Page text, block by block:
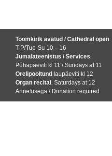
Toomkirik avatud / Cathedral open
T-P/Tue-Su 10 – 16
Jumalateenistus / Services
Pühapäeviti kl 11 / Sundays at 11
Orelipooltund laupäeviti kl 12
Organ recital , Saturdays at 12
Annetusega / Donation required